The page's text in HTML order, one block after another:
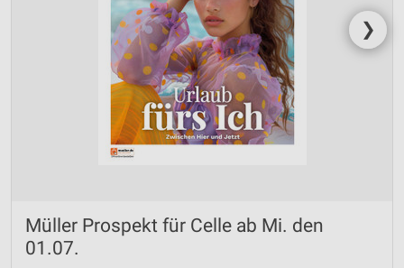
❯
Müller Prospekt für Celle ab Mi. den
01.07.